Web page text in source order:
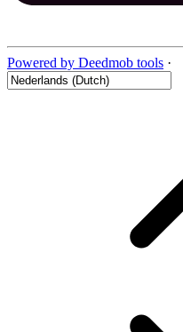
Powered by Deedmob tools ·